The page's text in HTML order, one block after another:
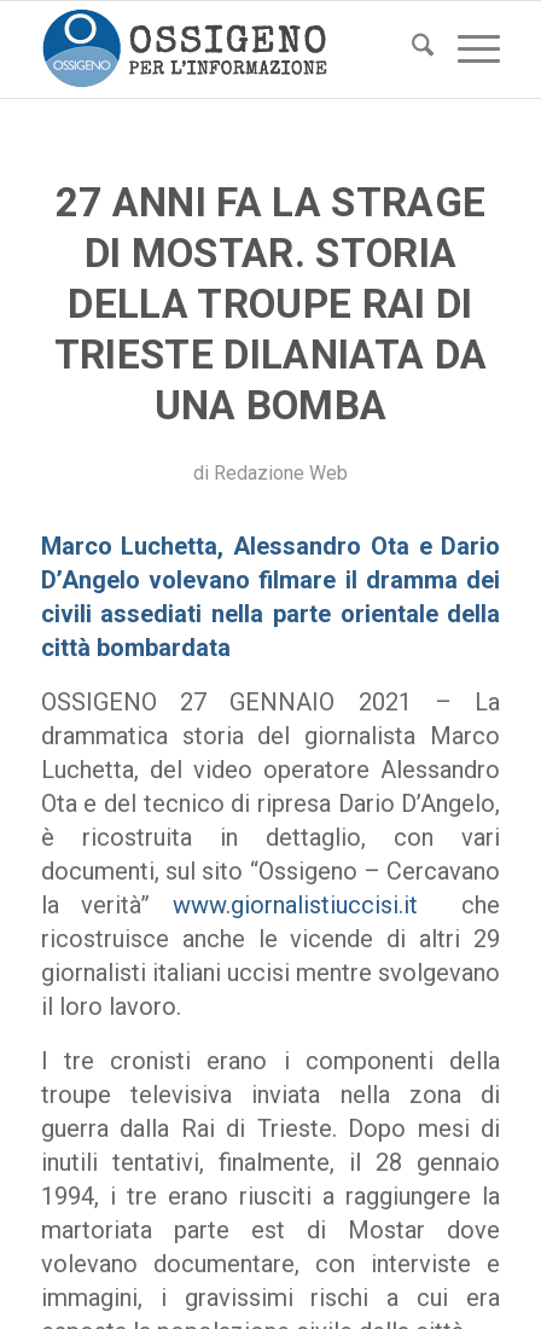
27 ANNI FA LA STRAGE
DI MOSTAR. STORIA
DELLA TROUPE RAI DI
TRIESTE DILANIATA DA
UNA BOMBA
di Redazione Web
Marco Luchetta, Alessandro Ota e Dario
D’Angelo volevano filmare il dramma dei
civili assediati nella parte orientale della
città bombardata
OSSIGENO 27 GENNAIO 2021 – La
drammatica storia del giornalista Marco
Luchetta, del video operatore Alessandro
Ota e del tecnico di ripresa Dario D’Angelo,
è ricostruita in dettaglio, con vari
documenti, sul sito “Ossigeno – Cercavano
la verità” www.giornalistiuccisi.it
che
ricostruisce anche le vicende di altri 29
giornalisti italiani uccisi mentre svolgevano
il loro lavoro.
I tre cronisti erano i componenti della
troupe televisiva inviata nella zona di
guerra dalla Rai di Trieste. Dopo mesi di
inutili tentativi, finalmente, il 28 gennaio
1994, i tre erano riusciti a raggiungere la
martoriata parte est di Mostar dove
volevano documentare, con interviste e
immagini, i gravissimi rischi a cui era